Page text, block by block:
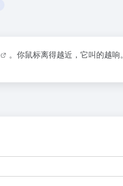
。你鼠标离得越近，它叫的越响。